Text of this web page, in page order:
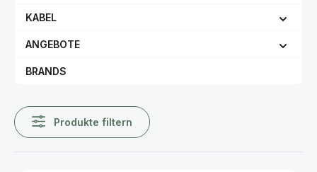
KABEL
ANGEBOTE
BRANDS
Produkte filtern